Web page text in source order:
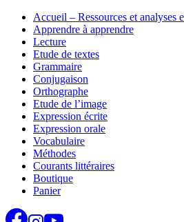
Aller
contenu
Accueil – Ressources et analyses
Apprendre à apprendre
Lecture
Etude de textes
Grammaire
Conjugaison
Orthographe
Etude de l’image
Expression écrite
Expression orale
Vocabulaire
Méthodes
Courants littéraires
Boutique
Panier